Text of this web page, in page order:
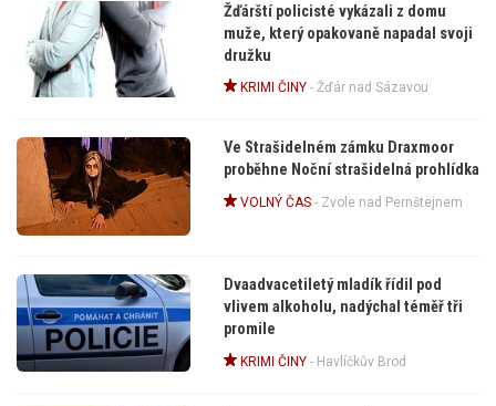
Žďárští policisté vykázali z domu
muže, který opakovaně napadal svoji
družku
KRIMI ČINY- Žďár nad Sázavou
Ve Strašidelném zámku Draxmoor
proběhne Noční strašidelná prohlídka
VOLNÝ ČAS- Zvole nad Pernštejnem
Dvaadvacetiletý mladík řídil pod
vlivem alkoholu, nadýchal téměř tři
promile
KRIMI ČINY- Havlíčkův Brod